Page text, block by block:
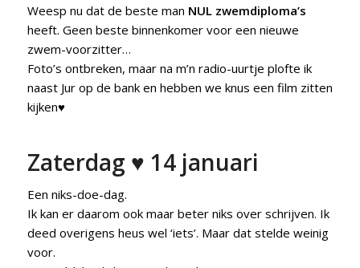
Weesp nu dat de beste man NUL zwemdiploma’s
heeft. Geen beste binnenkomer voor een nieuwe
zwem-voorzitter…
Foto’s ontbreken, maar na m’n radio-uurtje plofte ik
naast Jur op de bank en hebben we knus een film zitten
kijken♥
Zaterdag ♥ 14 januari
Een niks-doe-dag.
Ik kan er daarom ook maar beter niks over schrijven. Ik
deed overigens heus wel ‘iets’. Maar dat stelde weinig
voor.